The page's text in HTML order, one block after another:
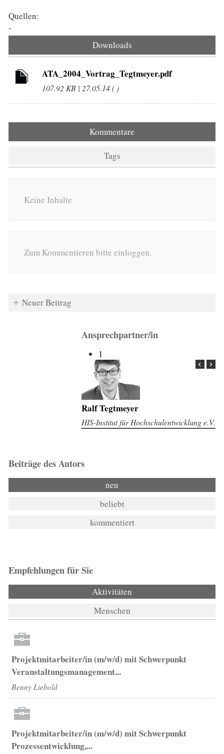
Quellen:
-
Downloads
ATA_2004_Vortrag_Tegtmeyer.pdf
107.92 KB | 27.05.14 ( )
Kommentare
Tags
Keine Inhalte
Zum Kommentieren bitte einloggen.
Neuer Beitrag
Ansprechpartner/in
1
Ralf Tegtmeyer
HIS-Institut für Hochschulentwicklung e.V.
Beiträge des Autors
neu
beliebt
kommentiert
Empfehlungen für Sie
Aktivitäten
Menschen
Projektmitarbeiter/in (m/w/d) mit Schwerpunkt
Veranstaltungsmanagement...
Benny Liebold
Projektmitarbeiter/in (m/w/d) mit Schwerpunkt
Prozessentwicklung,...